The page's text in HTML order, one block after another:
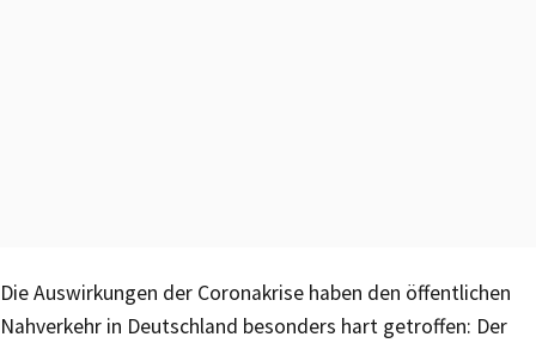
Die Auswirkungen der Coronakrise haben den öffentlichen
Nahverkehr in Deutschland besonders hart getroffen: Der